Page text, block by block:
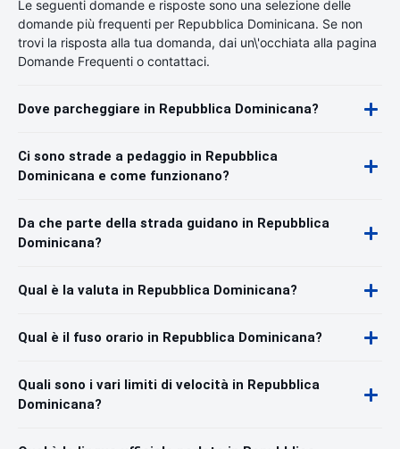
Le seguenti domande e risposte sono una selezione delle
domande più frequenti per Repubblica Dominicana. Se non
trovi la risposta alla tua domanda, dai un\'occhiata alla pagina
Domande Frequenti o contattaci.
Dove parcheggiare in Repubblica Dominicana?
Ci sono strade a pedaggio in Repubblica
Dominicana e come funzionano?
Da che parte della strada guidano in Repubblica
Dominicana?
Qual è la valuta in Repubblica Dominicana?
Qual è il fuso orario in Repubblica Dominicana?
Quali sono i vari limiti di velocità in Repubblica
Dominicana?